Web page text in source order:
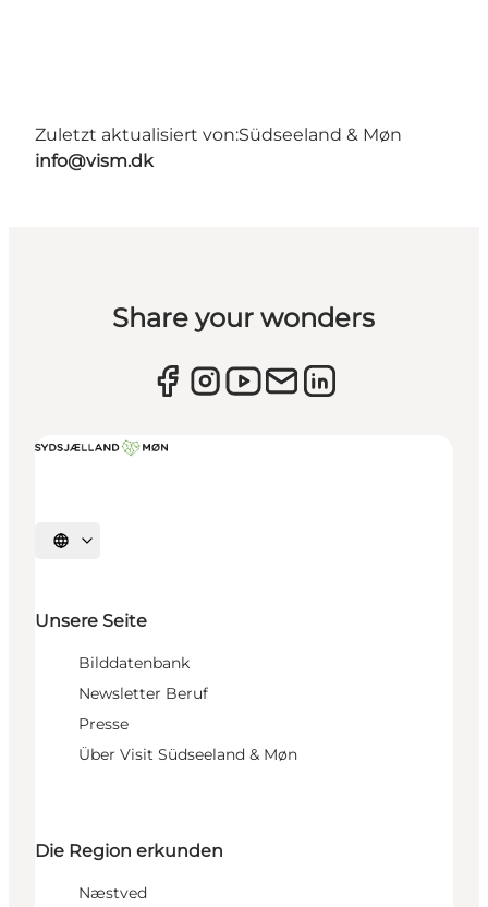
Zuletzt aktualisiert von:Südseeland & Møn
info@vism.dk
Share your wonders
Sprache auswählen
Unsere Seite
Bilddatenbank
Newsletter Beruf
Presse
Über Visit Südseeland & Møn
Die Region erkunden
Næstved